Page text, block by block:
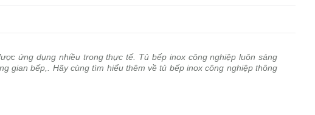
ứng dụng nhiều trong thực tế. Tủ bếp inox công nghiệp luôn sáng
gian bếp,. Hãy cùng tìm hiểu thêm về tủ bếp inox công nghiệp thông